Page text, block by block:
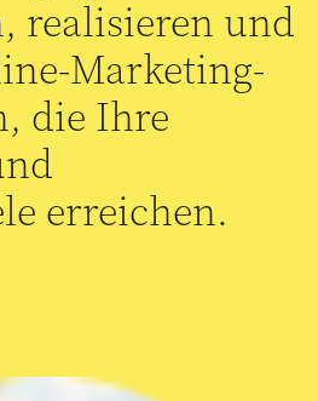
realisieren und
Marketing-
die Ihre
erreichen.